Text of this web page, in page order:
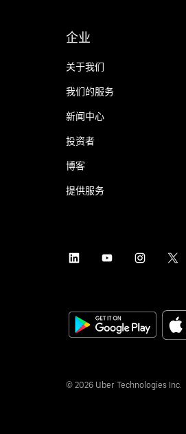
企业
关于我们
我们的服务
新闻中心
投资者
博客
提供服务
© 2026 Uber Technologies Inc.